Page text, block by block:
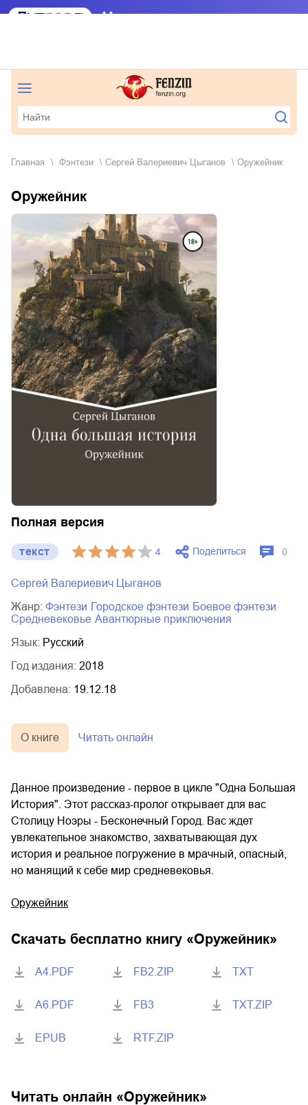
Главная фэнтези Сергей Валериевич Цыганов Оружейник
Оружейник
Полная версия
текст 4 Поделиться 0
Сергей Валериевич Цыганов
Жанр:
фэнтези городское фэнтези
боевое фэнтези
Средневековье
авантюрные приключения
Язык: Русский
Год издания: 2018
Добавлена: 19.12.18
О книге Читать онлайн
Данное произведение - первое в цикле "Одна Большая
История". Этот рассказ-пролог открывает для вас
Столицу Ноэры - Бесконечный Город. Вас ждет
увлекательное знакомство, захватывающая дух
история и реальное погружение в мрачный, опасный,
но манящий к себе мир средневековья.
Оружейник
Скачать бесплатно книгу «Оружейник»
A4.PDF
A6.PDF
EPUB
FB2.ZIP
FB3
RTF.ZIP
TXT
TXT.ZIP
Читать онлайн «Оружейник»